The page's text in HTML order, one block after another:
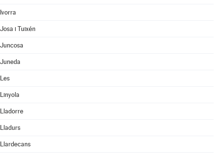
Ivorra
Josa i Tuixén
Juncosa
Juneda
Les
Linyola
Lladorre
Lladurs
Llardecans